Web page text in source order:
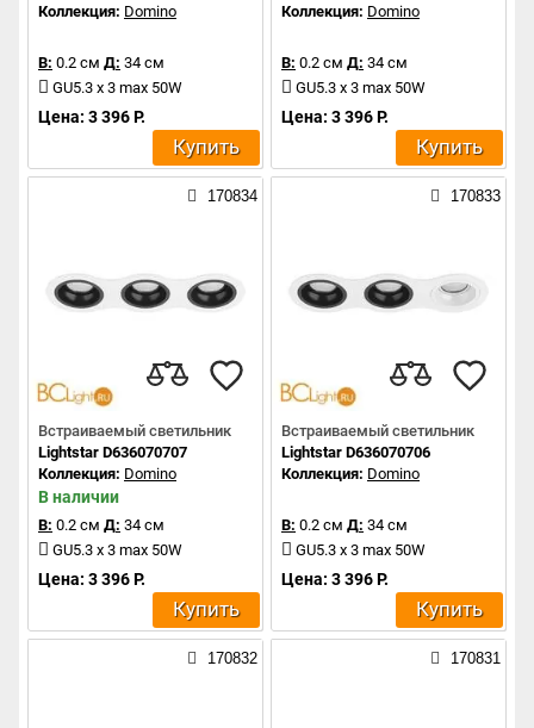
Коллекция: Domino
В: 0.2 см Д: 34 см
GU5.3 x 3 max 50W
Цена: 3 396 Р.
Купить
Коллекция: Domino
В: 0.2 см Д: 34 см
GU5.3 x 3 max 50W
Цена: 3 396 Р.
Купить
170834
Встраиваемый светильник
Lightstar D636070707
Коллекция: Domino
В наличии
В: 0.2 см Д: 34 см
GU5.3 x 3 max 50W
Цена: 3 396 Р.
Купить
170833
Встраиваемый светильник
Lightstar D636070706
Коллекция: Domino
В: 0.2 см Д: 34 см
GU5.3 x 3 max 50W
Цена: 3 396 Р.
Купить
170832 170831